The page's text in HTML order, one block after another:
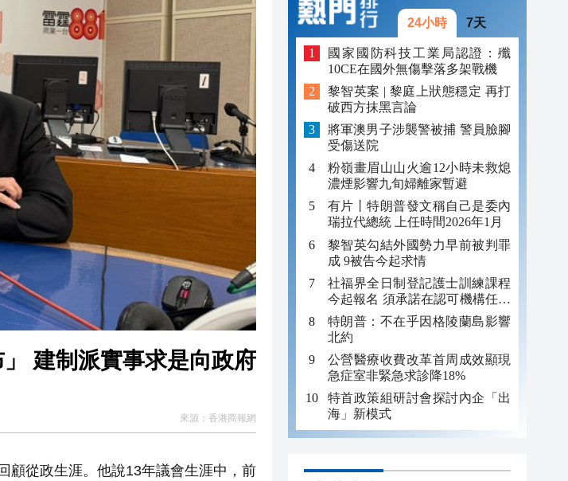
20:40
章
權自主選擇合作夥伴
20:31
建制派實事求是向政府
來源： 香港商報網
顧從政生涯。他說13年議會生涯中， 前
24小時 7天
國家國防科技工業局認證：殲
10CE在國外無傷擊落多架戰機
黎智英案 | 黎庭上狀態穩定 再打
破西方抹黑言論
將軍澳男子涉襲警被捕 警員臉腳
受傷送院
粉嶺畫眉山山火逾12小時未救熄
濃煙影響九旬婦離家暫避
有片丨特朗普發文稱自己是委內
瑞拉代總統 上任時間2026年1月
黎智英勾結外國勢力早前被判罪
成 9被告今起求情
社福界全日制登記護士訓練課程
今起報名 須承諾在認可機構任職
至少三年
特朗普：不在乎因格陵蘭島影響
北約
公營醫療收費改革首周成效顯現
急症室非緊急求診降18%
特首政策組研討會探討內企「出
海」新模式